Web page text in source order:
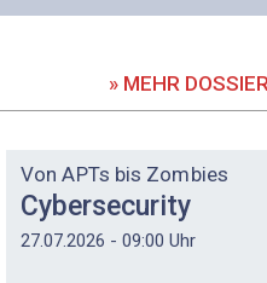
» MEHR
Von APTs bis Zombies
Cybersecurity
27.07.2026 - 09:00 Uhr